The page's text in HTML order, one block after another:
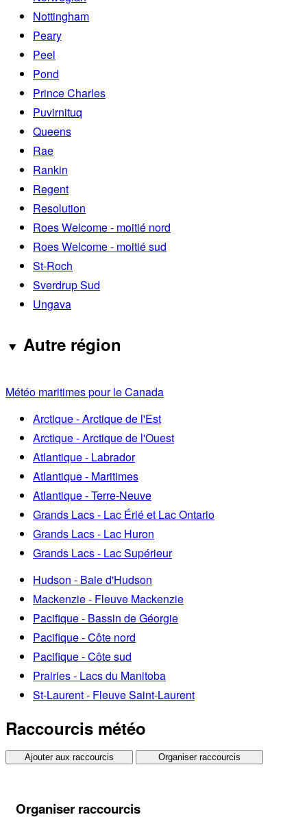
Nottingham
Peary
Peel
Pond
Prince Charles
Puvirnituq
Queens
Rae
Rankin
Regent
Resolution
Roes Welcome - moitié nord
Roes Welcome - moitié sud
St-Roch
Sverdrup Sud
Ungava
Autre région
Météo maritimes pour le Canada
Arctique - Arctique de l'Est
Arctique - Arctique de l'Ouest
Atlantique - Labrador
Atlantique - Maritimes
Atlantique - Terre-Neuve
Grands Lacs - Lac Érié et Lac Ontario
Grands Lacs - Lac Huron
Grands Lacs - Lac Supérieur
Hudson - Baie d'Hudson
Mackenzie - Fleuve Mackenzie
Pacifique - Bassin de Géorgie
Pacifique - Côte nord
Pacifique - Côte sud
Prairies - Lacs du Manitoba
St-Laurent - Fleuve Saint-Laurent
Raccourcis météo
Ajouter aux raccourcis Organiser raccourcis
Organiser raccourcis